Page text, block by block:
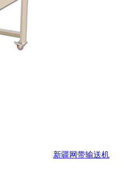
新疆网带输送机